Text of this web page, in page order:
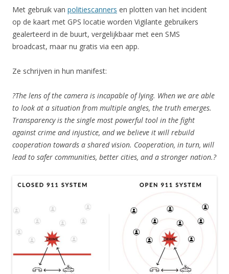
Met gebruik van politiescanners en plotten van het incident
op de kaart met GPS locatie worden Vigilante gebruikers
gealerteerd in de buurt, vergelijkbaar met een SMS
broadcast, maar nu gratis via een app.
Ze schrijven in hun manifest:
?The lens of the camera is incapable of lying. When we are able
to look at a situation from multiple angles, the truth emerges.
Transparency is the single most powerful tool in the fight
against crime and injustice, and we believe it will rebuild
cooperation towards a shared vision. Cooperation, in turn, will
lead to safer communities, better cities, and a stronger nation.?